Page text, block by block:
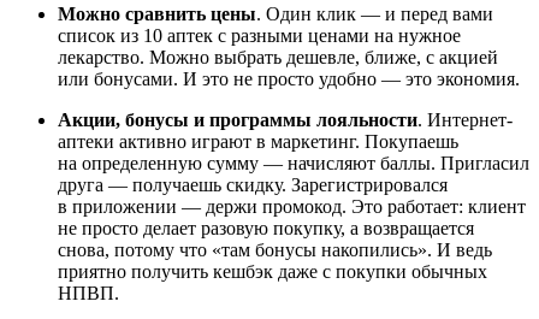
Можно сравнить цены. Один клик — и перед вами
список из 10 аптек с разными ценами на нужное
лекарство. Можно выбрать дешевле, ближе, с акцией
или бонусами. И это не просто удобно — это экономия.
Акции, бонусы и программы лояльности. Интернет-
аптеки активно играют в маркетинг. Покупаешь
на определенную сумму — начисляют баллы. Пригласил
друга — получаешь скидку. Зарегистрировался
в приложении — держи промокод. Это работает: клиент
не просто делает разовую покупку, а возвращается
снова, потому что «там бонусы накопились». И ведь
приятно получить кешбэк даже с покупки обычных
НПВП.